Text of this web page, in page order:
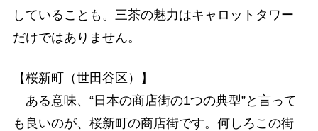
していることも。三茶の魅力はキャロットタワー
だけではありません。
【桜新町（世田谷区）】
ある意味、“日本の商店街の1つの典型”と言って
も良いのが、桜新町の商店街です。何しろこの街